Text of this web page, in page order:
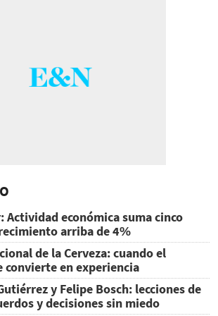
Actividad económica suma cinco
arriba de 4%
de la Cerveza: cuando el
convierte en experiencia
y Felipe Bosch: lecciones de
y decisiones sin miedo